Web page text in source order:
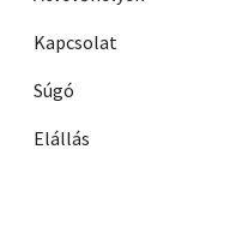
Kapcsolat
Súgó
Elállás